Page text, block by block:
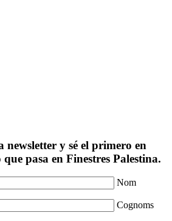
newsletter y sé el primero en
pasa en Finestres Palestina.
Nom
Cognoms